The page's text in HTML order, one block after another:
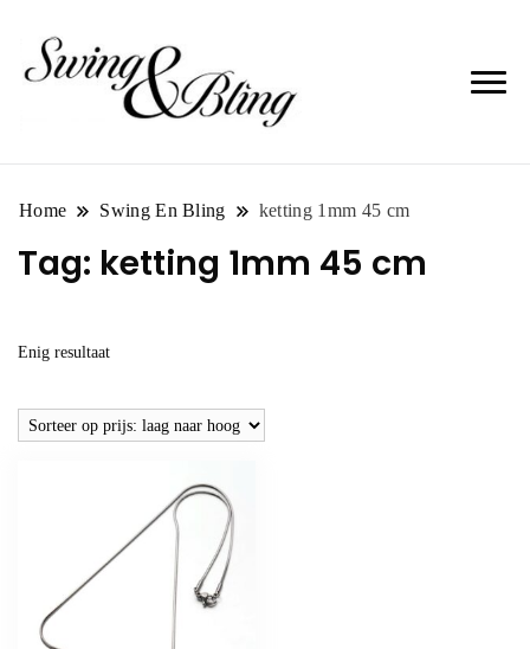
Home Swing En Bling ketting 1mm 45 cm
Tag: ketting 1mm 45 cm
Enig resultaat